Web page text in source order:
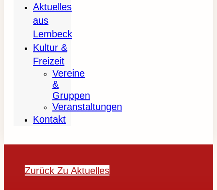
Aktuelles
aus
Lembeck
Kultur &
Freizeit
Vereine
&
Gruppen
Veranstaltungen
Kontakt
Zurück Zu Aktuelles